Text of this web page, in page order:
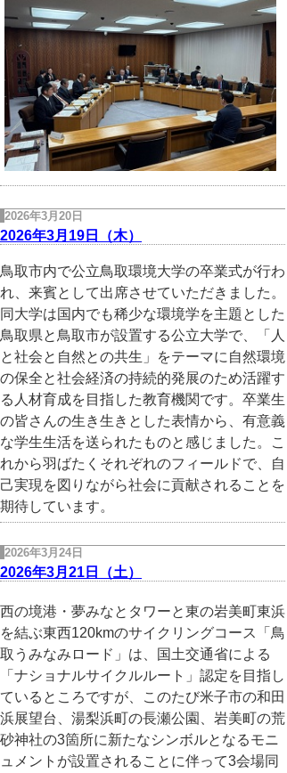
2026年3月20日
2026年3月19日（木）
鳥取市内で公立鳥取環境大学の卒業式が行わ
れ、来賓として出席させていただきました。
同大学は国内でも稀少な環境学を主題とした
鳥取県と鳥取市が設置する公立大学で、「人
と社会と自然との共生」をテーマに自然環境
の保全と社会経済の持続的発展のため活躍す
る人材育成を目指した教育機関です。卒業生
の皆さんの生き生きとした表情から、有意義
な学生生活を送られたものと感じました。こ
れから羽ばたくそれぞれのフィールドで、自
己実現を図りながら社会に貢献されることを
期待しています。
2026年3月24日
2026年3月21日（土）
西の境港・夢みなとタワーと東の岩美町東浜
を結ぶ東西120kmのサイクリングコース「鳥
取うみなみロード」は、国土交通省による
「ナショナルサイクルルート」認定を目指し
ているところですが、このたび米子市の和田
浜展望台、湯梨浜町の長瀬公園、岩美町の荒
砂神社の3箇所に新たなシンボルとなるモニ
ュメントが設置されることに伴って3会場同